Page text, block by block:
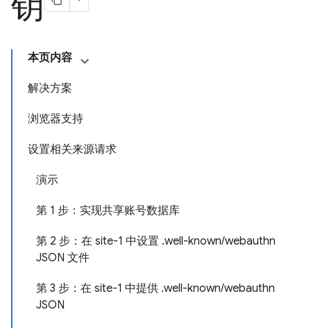
本页内容
解决方案
浏览器支持
设置相关来源请求
演示
第 1 步：实现共享账号数据库
第 2 步：在 site-1 中设置 .well-known/webauthn
JSON 文件
第 3 步：在 site-1 中提供 .well-known/webauthn
JSON